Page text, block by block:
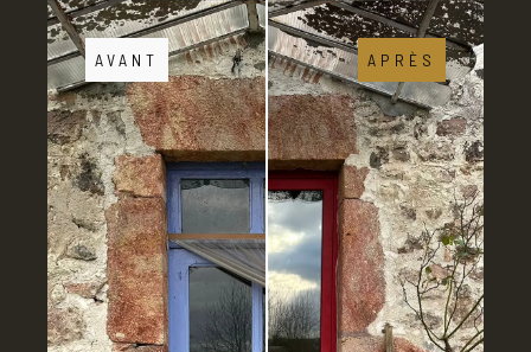
AVANT APRÈS